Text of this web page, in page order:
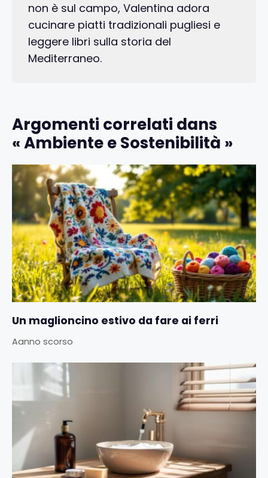
non è sul campo, Valentina adora
cucinare piatti tradizionali pugliesi e
leggere libri sulla storia del
Mediterraneo.
Argomenti correlati dans
« Ambiente e Sostenibilità »
Un maglioncino estivo da fare ai ferri
Aanno scorso